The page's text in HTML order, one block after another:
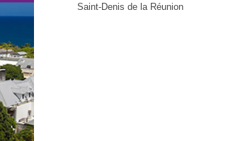
Saint-Denis de la Réunion